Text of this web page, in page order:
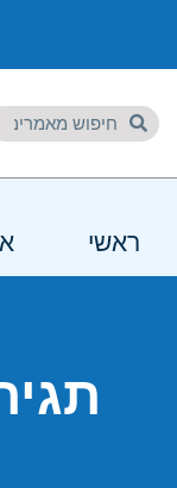
ראשי